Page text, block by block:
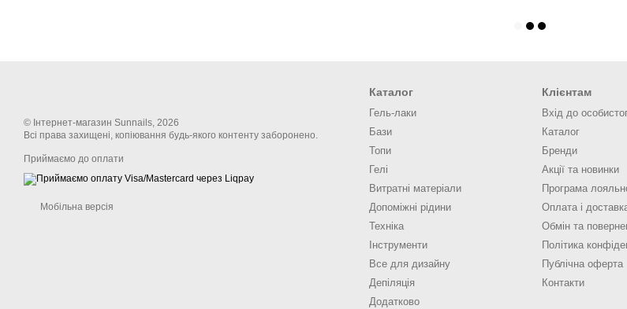
© Інтернет-магазин Sunnails, 2026
Всі права захищені, копіювання будь-якого контенту заборонено.
Приймаємо до оплати
Мобільна версія
Каталог
Гель-лаки
Бази
Топи
Гелі
Витратні матеріали
Допоміжні рідини
Техніка
Інструменти
Все для дизайну
Депіляція
Додатково
Клієнтам
Вхід до
Каталог
Бренди
Акції та новинки
Програма
Оплата і
Обмін та
Політика
Публічна оферта
Контакти